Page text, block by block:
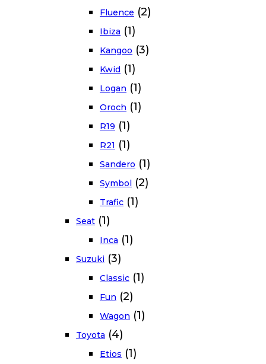
Fluence (2)
Ibiza (1)
Kangoo (3)
Kwid (1)
Logan (1)
Oroch (1)
R19 (1)
R21 (1)
Sandero (1)
Symbol (2)
Trafic (1)
Seat (1)
Inca (1)
Suzuki (3)
Classic (1)
Fun (2)
Wagon (1)
Toyota (4)
Etios (1)